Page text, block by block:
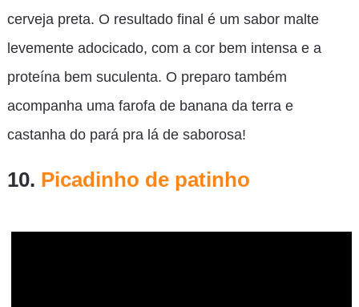
cerveja preta. O resultado final é um sabor malte
levemente adocicado, com a cor bem intensa e a
proteína bem suculenta. O preparo também
acompanha uma farofa de banana da terra e
castanha do pará pra lá de saborosa!
10. Picadinho de patinho